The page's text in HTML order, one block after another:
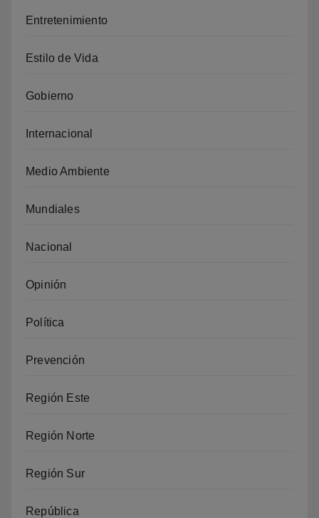
Entretenimiento
Estilo de Vida
Gobierno
Internacional
Medio Ambiente
Mundiales
Nacional
Opinión
Política
Prevención
Región Este
Región Norte
Región Sur
República